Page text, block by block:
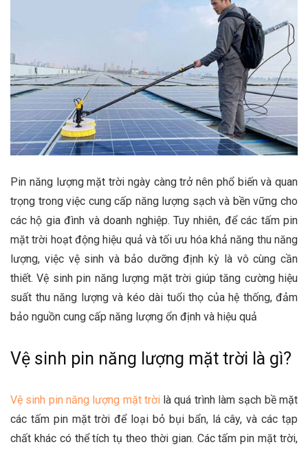
Pin năng lượng mặt trời ngày càng trở nên phổ biến và quan
trọng trong việc cung cấp năng lượng sạch và bền vững cho
các hộ gia đình và doanh nghiệp. Tuy nhiên, để các tấm pin
mặt trời hoạt động hiệu quả và tối ưu hóa khả năng thu năng
lượng, việc vệ sinh và bảo dưỡng định kỳ là vô cùng cần
thiết. Vệ sinh pin năng lượng mặt trời giúp tăng cường hiệu
suất thu năng lượng và kéo dài tuổi thọ của hệ thống, đảm
bảo nguồn cung cấp năng lượng ổn định và hiệu quả
Vệ sinh pin năng lượng mặt trời là gì?
Vệ sinh pin năng lượng mặt trờilà quá trình làm sạch bề mặt
các tấm pin mặt trời để loại bỏ bụi bẩn, lá cây, và các tạp
chất khác có thể tích tụ theo thời gian. Các tấm pin mặt trời,